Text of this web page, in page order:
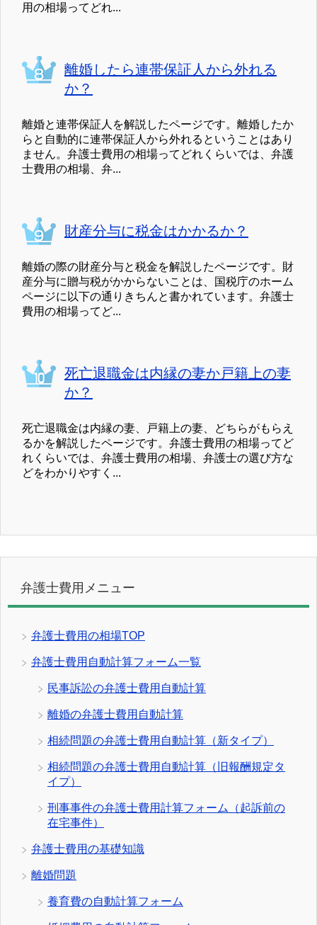
用の相場ってどれ...
離婚したら連帯保証人から外れる
か？
離婚と連帯保証人を解説したページです。離婚したか
らと自動的に連帯保証人から外れるということはあり
ません。弁護士費用の相場ってどれくらいでは、弁護
士費用の相場、弁...
財産分与に税金はかかるか？
離婚の際の財産分与と税金を解説したページです。財
産分与に贈与税がかからないことは、国税庁のホーム
ページに以下の通りきちんと書かれています。弁護士
費用の相場ってど...
死亡退職金は内縁の妻か戸籍上の妻
か？
死亡退職金は内縁の妻、戸籍上の妻、どちらがもらえ
るかを解説したページです。弁護士費用の相場ってど
れくらいでは、弁護士費用の相場、弁護士の選び方な
どをわかりやすく...
弁護士費用メニュー
弁護士費用の相場TOP
弁護士費用自動計算フォーム一覧
民事訴訟の弁護士費用自動計算
離婚の弁護士費用自動計算
相続問題の弁護士費用自動計算（新タイプ）
相続問題の弁護士費用自動計算（旧報酬規定タ
イプ）
刑事事件の弁護士費用計算フォーム（起訴前の
在宅事件）
弁護士費用の基礎知識
離婚問題
養育費の自動計算フォーム